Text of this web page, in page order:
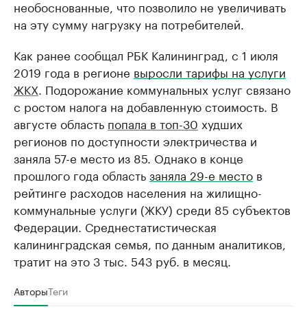
необоснованные, что позволило не увеличивать
на эту сумму нагрузку на потребителей.
Как ранее сообщал РБК Калининград, с 1 июля
2019 года в регионе выросли тарифы на услуги
ЖКХ . Подорожание коммунальных услуг связано
с ростом налога на добавленную стоимость. В
августе область попала в топ-30 худших
регионов по доступности электричества и
заняла 57-е место из 85. Однако в конце
прошлого года областьзаняла 29-е место в
рейтинге расходов населения на жилищно-
коммунальные услуги (ЖКУ) среди 85 субъектов
Федерации. Среднестатистическая
калининградская семья, по данным аналитиков,
тратит на это 3 тыс. 543 руб. в месяц.
АвторыТеги